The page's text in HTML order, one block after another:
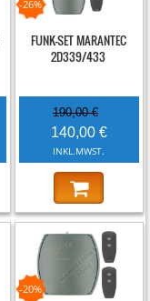
-26%
FUNK-SET MARANTEC
2D339/433
190,00 €
140,00 €
INKL.MWST.
-20%